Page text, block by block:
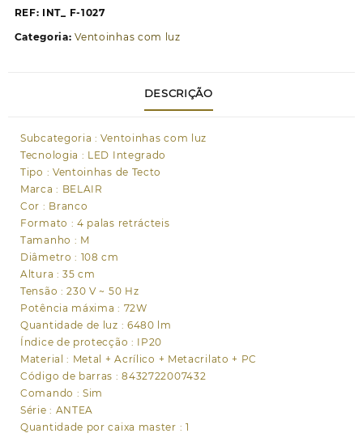
de
ANTEA
LED
3000|4000|6000K,
Alt.35xD.108/50cm
REF: INT_ F-1027
Categoria:Ventoinhas com luz
DESCRIÇÃO
Subcategoria : Ventoinhas com luz
Tecnologia : LED Integrado
Tipo : Ventoinhas de Tecto
Marca : BELAIR
Cor : Branco
Formato : 4 palas retrácteis
Tamanho : M
Diâmetro : 108 cm
Altura : 35 cm
Tensão : 230 V ~ 50 Hz
Potência máxima : 72W
Quantidade de luz : 6480 lm
Índice de protecção : IP20
Material : Metal + Acrílico + Metacrilato + PC
Código de barras : 8432722007432
Comando : Sim
Série : ANTEA
Quantidade por caixa master : 1